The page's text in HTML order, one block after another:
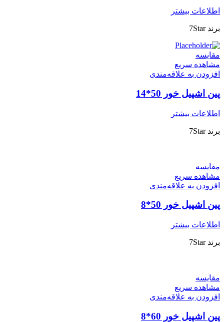
اطلاعات بیشتر
برند 7Star
مقایسه
مشاهده سریع
افزودن به علاقه‌مندی
پین اشپیل خور 50*14
اطلاعات بیشتر
برند 7Star
مقایسه
مشاهده سریع
افزودن به علاقه‌مندی
پین اشپیل خور 50*8
اطلاعات بیشتر
برند 7Star
مقایسه
مشاهده سریع
افزودن به علاقه‌مندی
پین اشپیل خور 60*8